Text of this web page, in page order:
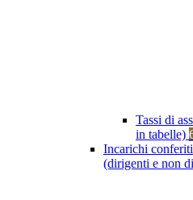
Tassi di
in tabelle)
Incarichi
(dirigenti e non